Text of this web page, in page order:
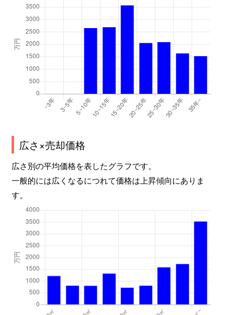
広さ×売却価格
広さ別の平均価格を表したグラフです。
一般的には広くなるにつれて価格は上昇傾向にありま
す。